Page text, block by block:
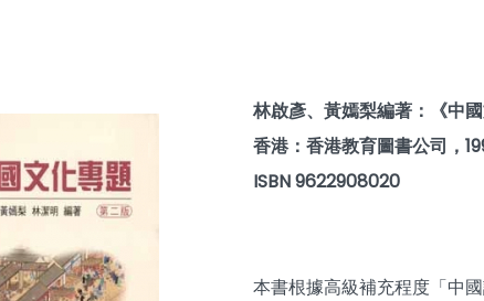
林啟彥、黃嫣梨編著：《中國
香港：香港教育圖書公司，
ISBN 9622908020
本書根據高級補充程度「中